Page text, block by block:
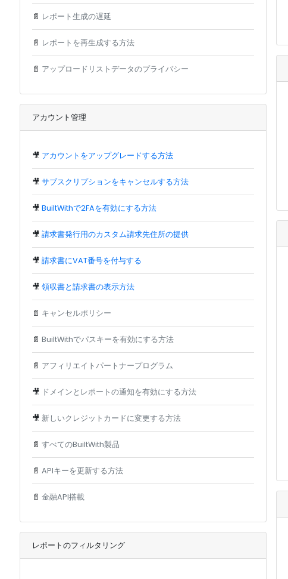
📄 レポート生成の遅延
📄 レポートを再生成する方法
📄 アップロードリストデータのプライバシー
アカウント管理
🎥 アカウントをアップグレードする方法
🎥 サブスクリプションをキャンセルする方法
🎥 BuiltWithで2FAを有効にする方法
🎥 請求書発行用のカスタム請求先住所の提供
🎥 請求書にVAT番号を付与する
🎥 領収書と請求書の表示方法
📄 キャンセルポリシー
📄 BuiltWithでパスキーを有効にする方法
📄 アフィリエイトパートナープログラム
🎥 ドメインとレポートの通知を有効にする方法
🎥 新しいクレジットカードに変更する方法
📄 すべてのBuiltWith製品
📄 APIキーを更新する方法
📄 金融API搭載
レポートのフィルタリング